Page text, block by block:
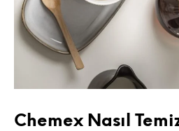
Chemex Nasıl